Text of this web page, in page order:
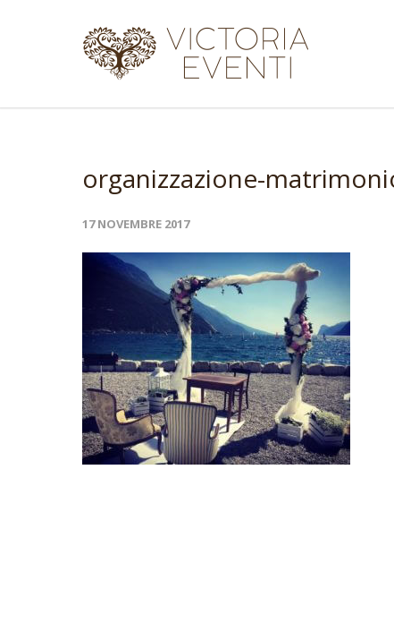
organizzazione-
17 NOVEMBRE 2017